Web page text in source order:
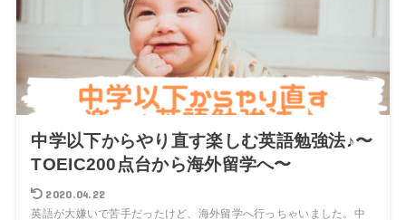
中学以下からやり直す楽しむ英語勉強法♪〜
TOEIC200点台から海外留学へ〜
2020.04.22
英語が大嫌いで苦手だったけど、海外留学へ行っちゃいました。中